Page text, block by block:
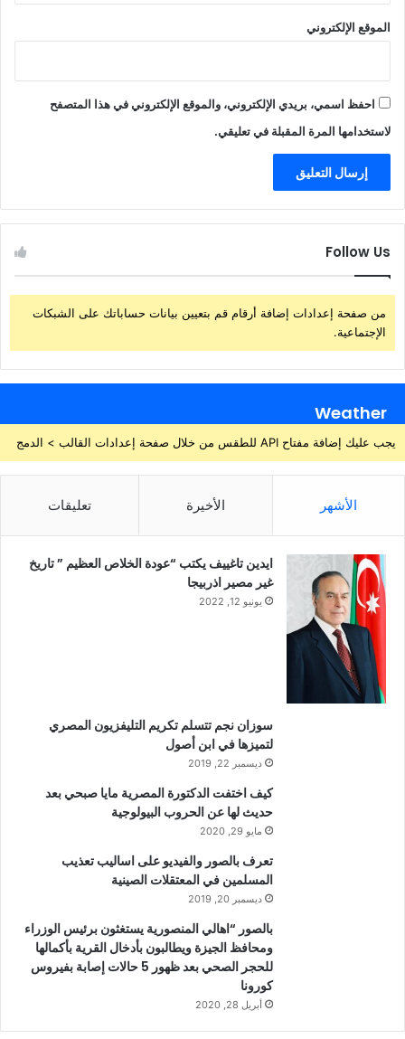
الموقع الإلكتروني
احفظ اسمي، بريدي الإلكتروني، والموقع الإلكتروني في هذا المتصفح
لاستخدامها المرة المقبلة في تعليقي.
Follow Us
من صفحة إعدادات إضافة أرقام قم بتعيين بيانات حساباتك على الشبكات
الإجتماعية.
Weather
يجب عليك إضافة مفتاح API للطقس من خلال صفحة إعدادات القالب > الدمج
الأشهر الأخيرة تعليقات
ايدين تاغييف يكتب “عودة الخلاص العظيم ” تاريخ
غير مصير اذربيجا
يونيو 12, 2022
سوزان نجم تتسلم تكريم التليفزيون المصري
لتميزها في ابن أصول
ديسمبر 22, 2019
كيف اختفت الدكتورة المصرية مايا صبحي بعد
حديث لها عن الحروب البيولوجية
مايو 29, 2020
تعرف بالصور والفيديو على اساليب تعذيب
المسلمين في المعتقلات الصينية
ديسمبر 20, 2019
بالصور “اهالي المنصورية يستغثون برئيس الوزراء
ومحافظ الجيزة ويطالبون بأدخال القرية بأكمالها
للحجر الصحي بعد ظهور 5 حالات إصابة بفيروس
كورونا
أبريل 28, 2020